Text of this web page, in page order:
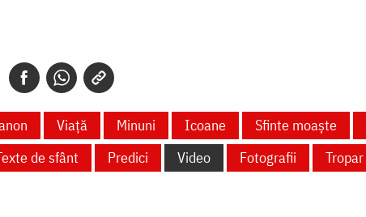
Viață Minuni Icoane Sfinte moaște
de sfânt Predici Video Fotografii Tropar